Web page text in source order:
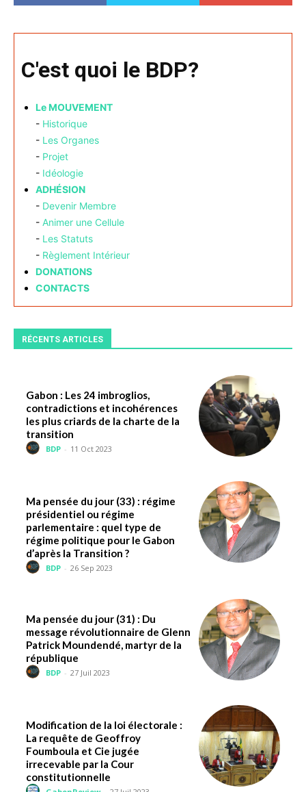
C'est quoi le BDP?
Le MOUVEMENT
- Historique
- Les Organes
- Projet
- Idéologie
ADHÉSION
- Devenir Membre
- Animer une Cellule
- Les Statuts
- Règlement Intérieur
DONATIONS
CONTACTS
RÉCENTS ARTICLES
Gabon : Les 24 imbroglios,
contradictions et incohérences
les plus criards de la charte de la
transition
BDP - 11 Oct 2023
Ma pensée du jour (33) : régime
présidentiel ou régime
parlementaire : quel type de
régime politique pour le Gabon
d’après la Transition ?
BDP - 26 Sep 2023
Ma pensée du jour (31) : Du
message révolutionnaire de Glenn
Patrick Moundendé, martyr de la
république
BDP - 27 Juil 2023
Modification de la loi électorale :
La requête de Geoffroy
Foumboula et Cie jugée
irrecevable par la Cour
constitutionnelle